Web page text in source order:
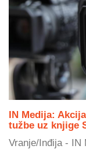
IN Medija:
tužbe uz knjige
Vranje/Inđija - IN